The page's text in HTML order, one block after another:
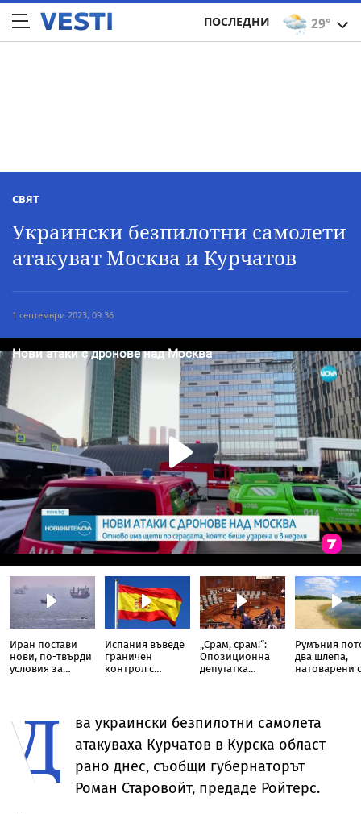
29°
ПОСЛЕДНИ
СВЯТ
Украински безпилотни самолети
атакуват Москва и Курчатов
1 септември 2023, 09:36
Иран постави
нови, по-твърди
условия за
Испания въведе
граничен
контрол с
„Срам, срам!“:
Опозиционна
депутатка
Румъния
два шлепа,
натоварени
Д
ва украински безпилотни самолета
атакуваха Курчатов в Курска област
рано днес, съобщи губернаторът
Роман Старовойт, предаде Ройтерс.